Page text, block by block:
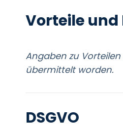
Vorteile und
Angaben zu
übermittelt worden.
DSGVO